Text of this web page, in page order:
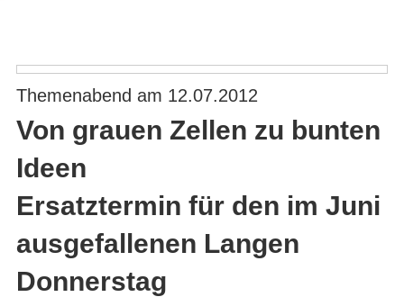
Themenabend am 12.07.2012
Von grauen Zellen zu bunten
Ideen
Ersatztermin für den im Juni
ausgefallenen Langen
Donnerstag